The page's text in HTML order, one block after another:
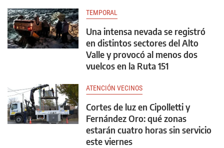
TEMPORAL
Una intensa nevada se registró
en distintos sectores del Alto
Valle y provocó al menos dos
vuelcos en la Ruta 151
ATENCIÓN VECINOS
Cortes de luz en Cipolletti y
Fernández Oro: qué zonas
estarán cuatro horas sin servicio
este viernes